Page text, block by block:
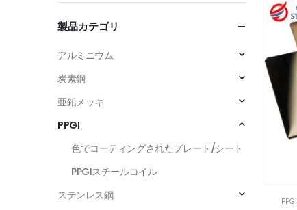
PPGI
製品カテゴリ
アルミニウム
炭素鋼
亜鉛メッキ
PPGI
色でコーティングされたプレート/シート
PPGIスチールコイル
ステンレス鋼